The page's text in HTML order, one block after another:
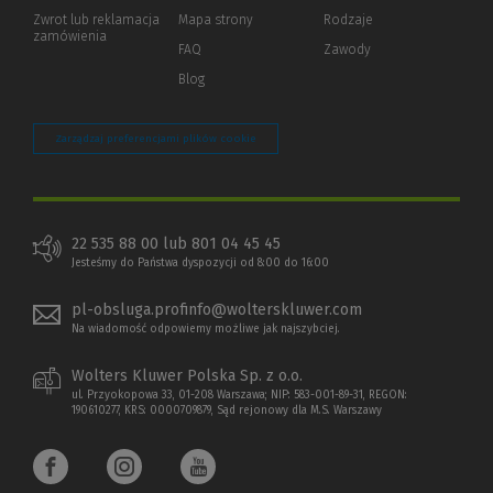
innej
Zwrot lub reklamacja
zamówienia
Mapa strony
FAQ
Blog
Rodzaje
Zawody
Zarządzaj preferencjami plików cookie
22 535 88 00 lub 801 04 45 45
Jesteśmy do Państwa dyspozycji od 8:00 do 16:00
pl-obsluga.profinfo@wolterskluwer.com
Na wiadomość odpowiemy możliwe jak najszybciej.
Wolters Kluwer Polska Sp. z o.o.
ul. Przyokopowa 33, 01-208 Warszawa; NIP: 583-001-89-31, REGON:
190610277, KRS: 0000709879, Sąd rejonowy dla M.S. Warszawy